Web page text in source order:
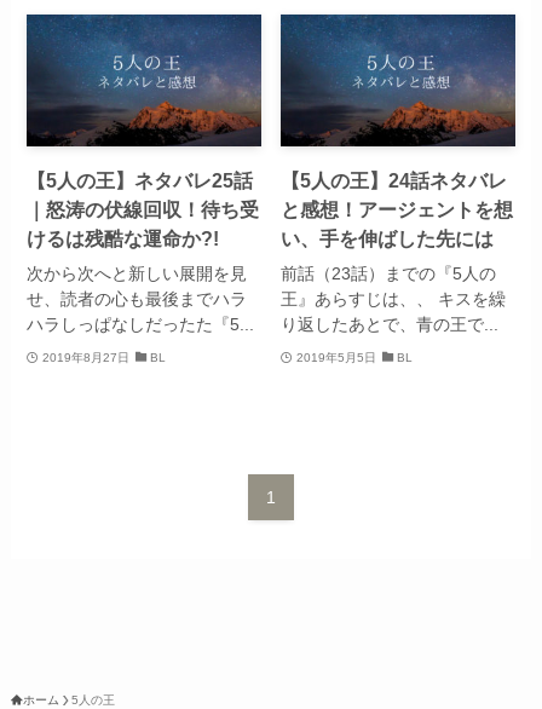
【5人の王】ネタバレ25話
｜怒涛の伏線回収！待ち受
けるは残酷な運命か?!
次から次へと新しい展開を見
せ、読者の心も最後までハラ
ハラしっぱなしだったた『5...
2019年8月27日 BL
【5人の王】24話ネタバレ
と感想！アージェントを想
い、手を伸ばした先には
前話（23話）までの『5人の
王』あらすじは、、 キスを繰
り返したあとで、青の王で...
2019年5月5日 BL
1
ホーム 5人の王